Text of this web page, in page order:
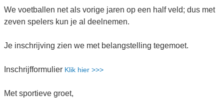
We voetballen net als vorige jaren op een half veld; dus met
zeven spelers kun je al deelnemen.
Je inschrijving zien we met belangstelling tegemoet.
Inschrijfformulier Klik hier >>>
Met sportieve groet,